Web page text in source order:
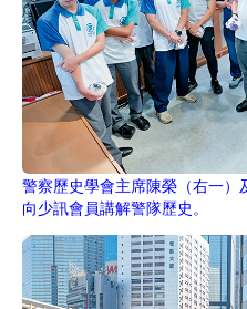
警察歷史學會主席陳榮（右一）
向少訊會員講解警隊歷史。